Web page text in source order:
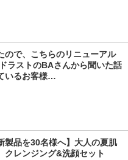
ので、こちらのリニューアル
ラストのBAさんから聞いた話
いるお客様…
製品を30名様へ】大人の夏肌
クレンジング&洗顔セット